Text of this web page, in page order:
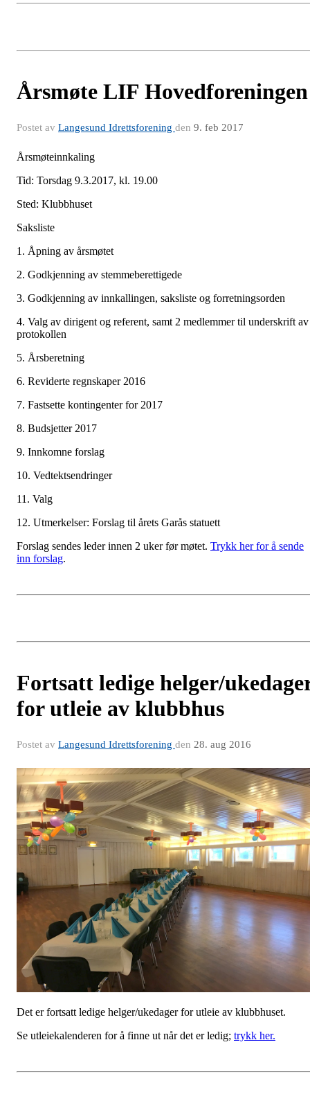
Årsmøte LIF Hovedforeningen
Postet av Langesund Idrettsforening den 9. feb 2017
Årsmøteinnkaling
Tid: Torsdag 9.3.2017, kl. 19.00
Sted: Klubbhuset
Saksliste
1. Åpning av årsmøtet
2. Godkjenning av stemmeberettigede
3. Godkjenning av innkallingen, saksliste og forretningsorden
4. Valg av dirigent og referent, samt 2 medlemmer til underskrift av
protokollen
5. Årsberetning
6. Reviderte regnskaper 2016
7. Fastsette kontingenter for 2017
8. Budsjetter 2017
9. Innkomne forslag
10. Vedtektsendringer
11. Valg
12. Utmerkelser: Forslag til årets Garås statuett
Forslag sendes leder innen 2 uker før møtet. Trykk her for å sende
inn forslag.
Fortsatt ledige helger/
for utleie av klubbhus
Postet av Langesund Idrettsforening den 28. aug 2016
Det er fortsatt ledige helger/ukedager for utleie av klubbhuset.
Se utleiekalenderen for å finne ut når det er ledig; trykk her.